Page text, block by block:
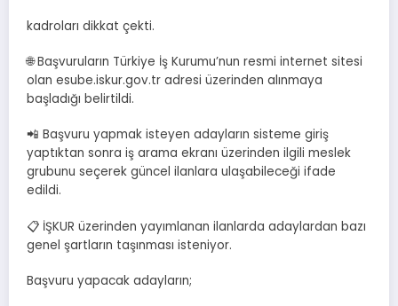
kadroları dikkat çekti.
🌐 Başvuruların Türkiye İş Kurumu’nun resmi internet sitesi
olan esube.iskur.gov.tr adresi üzerinden alınmaya
başladığı belirtildi.
📲 Başvuru yapmak isteyen adayların sisteme giriş
yaptıktan sonra iş arama ekranı üzerinden ilgili meslek
grubunu seçerek güncel ilanlara ulaşabileceği ifade
edildi.
📋 İŞKUR üzerinden yayımlanan ilanlarda adaylardan bazı
genel şartların taşınması isteniyor.
Başvuru yapacak adayların;